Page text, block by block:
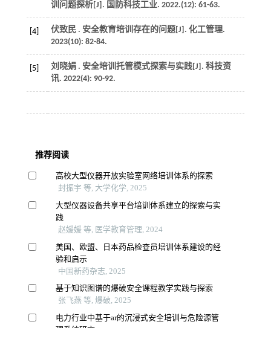
训问题探析[J]. 国防科技工业. 2022.(12): 61-63.
[4] 伏致民 . 安全教育培训存在的问题[J]. 化工管理.
2023(10): 82-84.
[5] 刘晓娟 . 安全培训托管模式探索与实践[J]. 科技资
讯. 2022(4): 90-92.